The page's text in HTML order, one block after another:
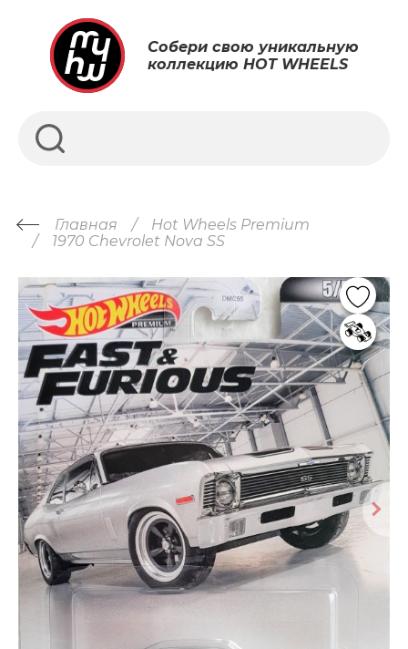
Собери свою уникальную
коллекцию HOT WHEELS
Главная
Hot Wheels Premium
1970 Chevrolet Nova SS